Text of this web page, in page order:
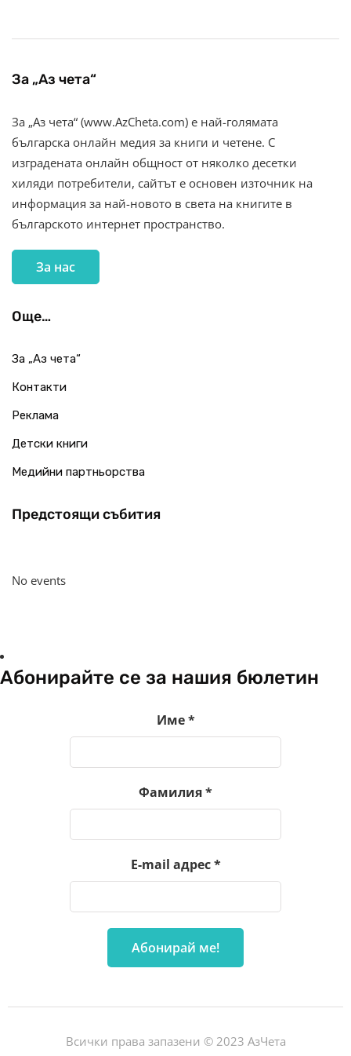
За „Аз чета“
За „Аз чета“ (www.AzCheta.com) е най-голямата
българска онлайн медия за книги и четене. С
изградената онлайн общност от няколко десетки
хиляди потребители, сайтът е основен източник на
информация за най-новото в света на книгите в
българското интернет пространство.
За нас
Още…
За „Аз чета“
Контакти
Реклама
Детски книги
Медийни партньорства
Предстоящи събития
No events
Абонирайте се за нашия бюлетин
Име*
Фамилия*
E-mail адрес*
Всички права запазени © 2023 АзЧета